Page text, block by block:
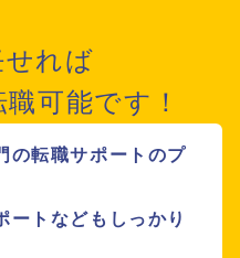
れば
可能です！
の転職サポートのプ
ートなどもしっかり